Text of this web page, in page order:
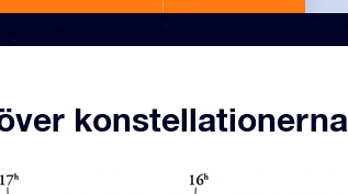
konstellationerna